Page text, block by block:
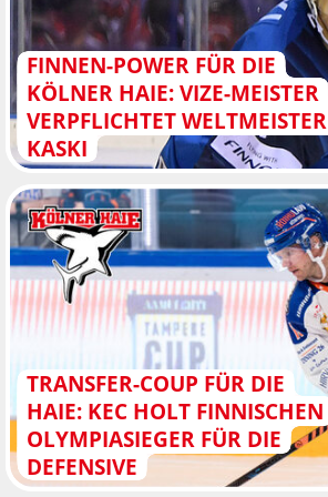
FINNEN-POWER FÜR DIE
KÖLNER HAIE: VIZE-MEISTER
VERPFLICHTET WELTMEISTER
KASKI
TRANSFER-COUP FÜR DIE
HAIE: KEC HOLT FINNISCHEN
OLYMPIASIEGER FÜR DIE
DEFENSIVE